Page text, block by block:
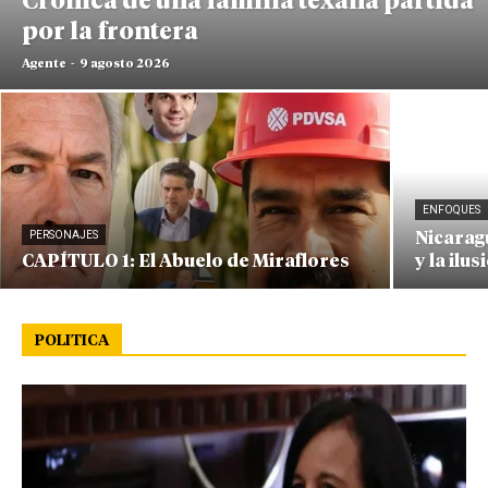
por la frontera
Agente - 9 agosto 2026
PERSONAJES
CAPÍTULO 1: El Abuelo de Miraflores
ENFOQUES
y la
POLITICA